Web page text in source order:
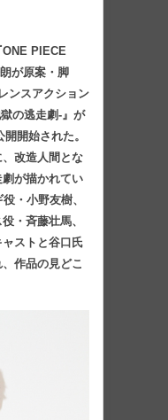
ONE PIECE
が原案・脚
ンスアクション
の逃走劇-』が
開始された。
改造人間とな
が描かれてい
・小野友樹、
・斉藤壮馬、
ストと谷口氏
作品の見どこ